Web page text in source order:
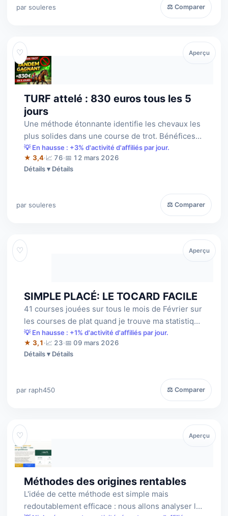
par souleres ⚖ Comparer
♡
TURF attelé : 830 euros tous les 5
jours
Une méthode étonnante identifie les chevaux les
plus solides dans une course de trot. Bénéfices
Nets 830 euros tous les 5 jours!?…
💡 En hausse : +3% d'activité d'affiliés par jour.
★ 3,4·📈 76·📅 12 mars 2026
Détails
par souleres ⚖ Comparer
Aperçu
♡
SIMPLE PLACÉ: LE TOCARD FACILE
41 courses jouées sur tous le mois de Février sur
les courses de plat quand je trouve ma statistique
gagnante: je gagne 2730 euro…
💡 En hausse : +1% d'activité d'affiliés par jour.
★ 3,1·📈 23·📅 09 mars 2026
Détails
par raph450 ⚖ Comparer
Aperçu
♡
Méthodes des origines rentables
L'idée de cette méthode est simple mais
redoutablement efficace : nous allons analyser la
Aperçu